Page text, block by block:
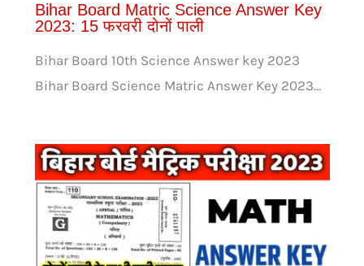
Bihar Board Matric Science Answer Key
2023: 15 फरवरी दोनों पाली
Bihar Board 10th Science Answer key 2023
Bihar Board Science Matric Answer Key 2023…